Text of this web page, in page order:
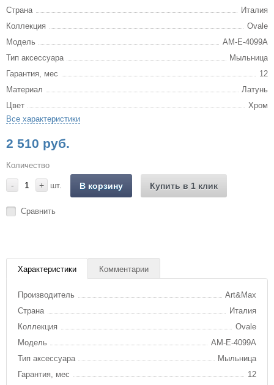
Страна
Италия
Коллекция
Ovale
Модель
AM-E-4099A
Тип аксессуара
Мыльница
Гарантия, мес
12
Материал
Латунь
Цвет
Хром
Все характеристики
2 510 руб.
Количество
- + шт. В корзину Купить в 1 клик
Сравнить
Характеристики Комментарии
Производитель
Art&Max
Страна
Италия
Коллекция
Ovale
Модель
AM-E-4099A
Тип аксессуара
Мыльница
Гарантия, мес
12